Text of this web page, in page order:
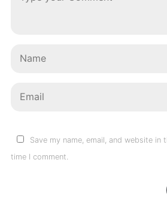
Save my name, email, and website
time I comment.